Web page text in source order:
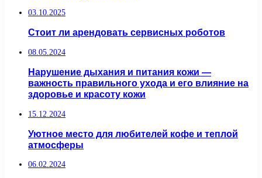
03.10.2025
Стоит ли арендовать сервисных роботов
08.05.2024
Нарушение дыхания и питания кожи —
важность правильного ухода и его влияние на
здоровье и красоту кожи
15.12.2024
Уютное место для любителей кофе и теплой
атмосферы
06.02.2024